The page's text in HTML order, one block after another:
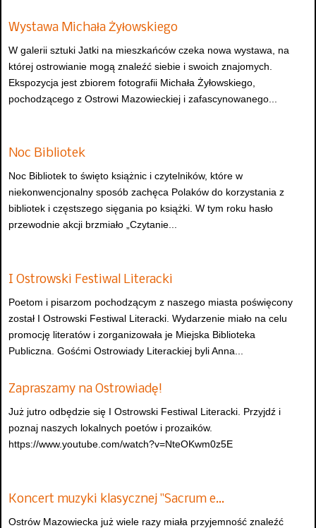
Wystawa Michała Żyłowskiego
W galerii sztuki Jatki na mieszkańców czeka nowa wystawa, na
której ostrowianie mogą znaleźć siebie i swoich znajomych.
Ekspozycja jest zbiorem fotografii Michała Żyłowskiego,
pochodzącego z Ostrowi Mazowieckiej i zafascynowanego...
Noc Bibliotek
Noc Bibliotek to święto książnic i czytelników, które w
niekonwencjonalny sposób zachęca Polaków do korzystania z
bibliotek i częstszego sięgania po książki. W tym roku hasło
przewodnie akcji brzmiało „Czytanie...
I Ostrowski Festiwal Literacki
Poetom i pisarzom pochodzącym z naszego miasta poświęcony
został I Ostrowski Festiwal Literacki. Wydarzenie miało na celu
promocję literatów i zorganizowała je Miejska Biblioteka
Publiczna. Gośćmi Ostrowiady Literackiej byli Anna...
Zapraszamy na Ostrowiadę!
Już jutro odbędzie się I Ostrowski Festiwal Literacki. Przyjdź i
poznaj naszych lokalnych poetów i prozaików.
https://www.youtube.com/watch?v=NteOKwm0z5E
Koncert muzyki klasycznej "Sacrum e…
Ostrów Mazowiecka już wiele razy miała przyjemność znaleźć